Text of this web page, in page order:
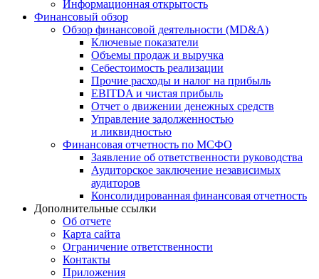
Информационная открытость
Финансовый обзор
Обзор финансовой деятельности (MD&A)
Ключевые показатели
Объемы продаж и выручка
Себестоимость реализации
Прочие расходы и налог на прибыль
EBITDA и чистая прибыль
Отчет о движении денежных средств
Управление задолженностью
и ликвидностью
Финансовая отчетность по МСФО
Заявление об ответственности руководства
Аудиторское заключение независимых
аудиторов
Консолидированная финансовая отчетность
Дополнительные ссылки
Об отчете
Карта сайта
Ограничение ответственности
Контакты
Приложения